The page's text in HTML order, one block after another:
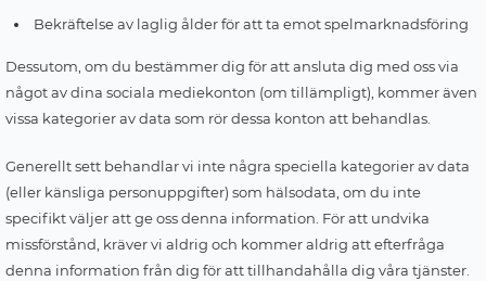
Bekräftelse av laglig ålder för att ta emot spelmarknadsföring
Dessutom, om du bestämmer dig för att ansluta dig med oss via
något av dina sociala mediekonton (om tillämpligt), kommer även
vissa kategorier av data som rör dessa konton att behandlas.
Generellt sett behandlar vi inte några speciella kategorier av data
(eller känsliga personuppgifter) som hälsodata, om du inte
specifikt väljer att ge oss denna information. För att undvika
missförstånd, kräver vi aldrig och kommer aldrig att efterfråga
denna information från dig för att tillhandahålla dig våra tjänster.